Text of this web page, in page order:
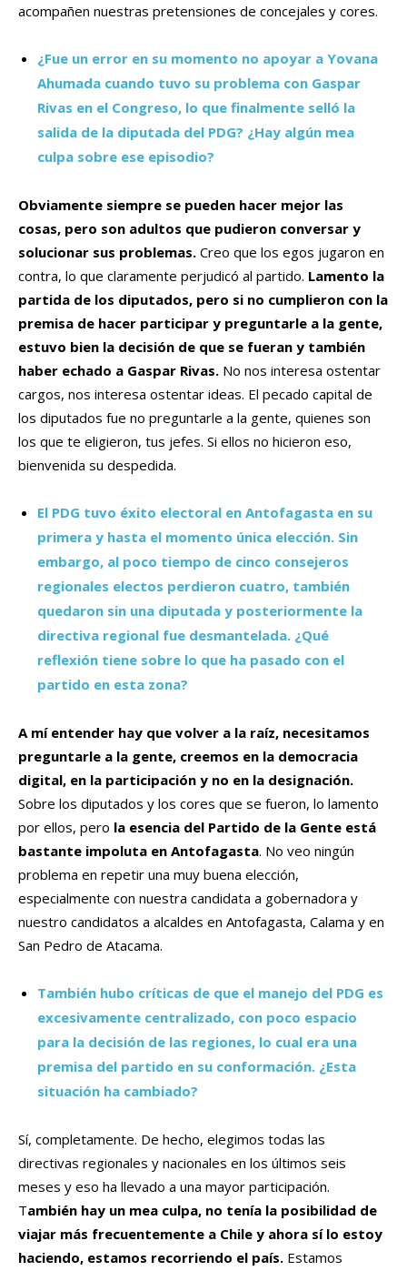
acompañen nuestras pretensiones de concejales y cores.
¿Fue un error en su momento no apoyar a Yovana
Ahumada cuando tuvo su problema con Gaspar
Rivas en el Congreso, lo que finalmente selló la
salida de la diputada del PDG? ¿Hay algún mea
culpa sobre ese episodio?
Obviamente siempre se pueden hacer mejor las
cosas, pero son adultos que pudieron conversar y
solucionar sus problemas. Creo que los egos jugaron en
contra, lo que claramente perjudicó al partido. Lamento la
partida de los diputados, pero si no cumplieron con la
premisa de hacer participar y preguntarle a la gente,
estuvo bien la decisión de que se fueran y también
haber echado a Gaspar Rivas. No nos interesa ostentar
cargos, nos interesa ostentar ideas. El pecado capital de
los diputados fue no preguntarle a la gente, quienes son
los que te eligieron, tus jefes. Si ellos no hicieron eso,
bienvenida su despedida.
El PDG tuvo éxito electoral en Antofagasta en su
primera y hasta el momento única elección. Sin
embargo, al poco tiempo de cinco consejeros
regionales electos perdieron cuatro, también
quedaron sin una diputada y posteriormente la
directiva regional fue desmantelada. ¿Qué
reflexión tiene sobre lo que ha pasado con el
partido en esta zona?
A mí entender hay que volver a la raíz, necesitamos
preguntarle a la gente, creemos en la democracia
digital, en la participación y no en la designación.
Sobre los diputados y los cores que se fueron, lo lamento
por ellos, pero la esencia del Partido de la Gente está
bastante impoluta en Antofagasta. No veo ningún
problema en repetir una muy buena elección,
especialmente con nuestra candidata a gobernadora y
nuestro candidatos a alcaldes en Antofagasta, Calama y en
San Pedro de Atacama.
También hubo críticas de que el manejo del PDG es
excesivamente centralizado, con poco espacio
para la decisión de las regiones, lo cual era una
premisa del partido en su conformación. ¿Esta
situación ha cambiado?
Sí, completamente. De hecho, elegimos todas las
directivas regionales y nacionales en los últimos seis
meses y eso ha llevado a una mayor participación.
También hay un mea culpa, no tenía la posibilidad de
viajar más frecuentemente a Chile y ahora sí lo estoy
haciendo, estamos recorriendo el país. Estamos